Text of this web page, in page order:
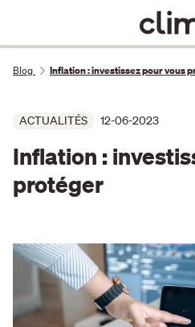
Blog Inflation : investissez pour vous
ACTUALITÉS 12-06-2023
Inflation :
protéger